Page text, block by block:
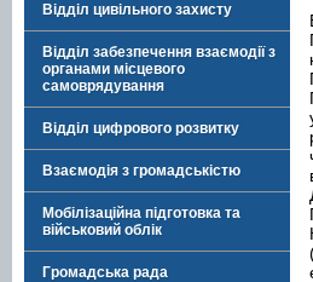
Відділ цивільного захисту
Відділ забезпечення взаємодії з
органами місцевого
самоврядування
Відділ цифрового розвитку
Взаємодія з громадськістю
Мобілізаційна підготовка та
військовий облік
Громадська рада